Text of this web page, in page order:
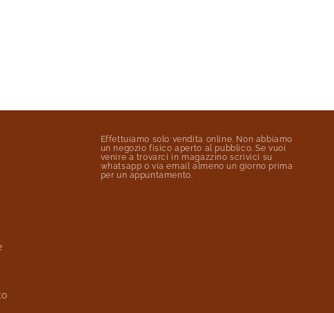
Effettuiamo solo vendita online. Non abbiamo
un negozio fisico aperto al pubblico. Se vuoi
venire a trovarci in magazzino scrivici su
whatsapp o via email almeno un giorno prima
per un appuntamento.